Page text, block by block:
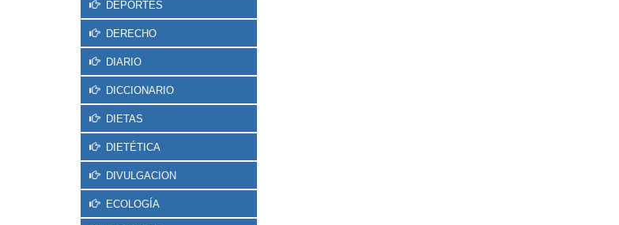
DEPORTES
DERECHO
DIARIO
DICCIONARIO
DIETAS
DIETÉTICA
DIVULGACION
ECOLOGÍA